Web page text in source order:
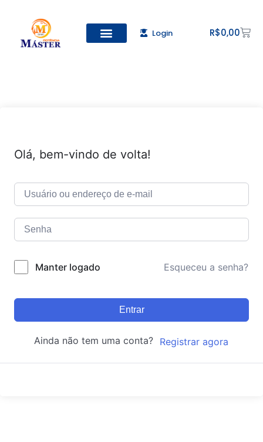
Login R$0,00
Olá, bem-vindo de volta!
Manter logado Esqueceu a senha?
Entrar
Ainda não tem uma conta? Registrar agora